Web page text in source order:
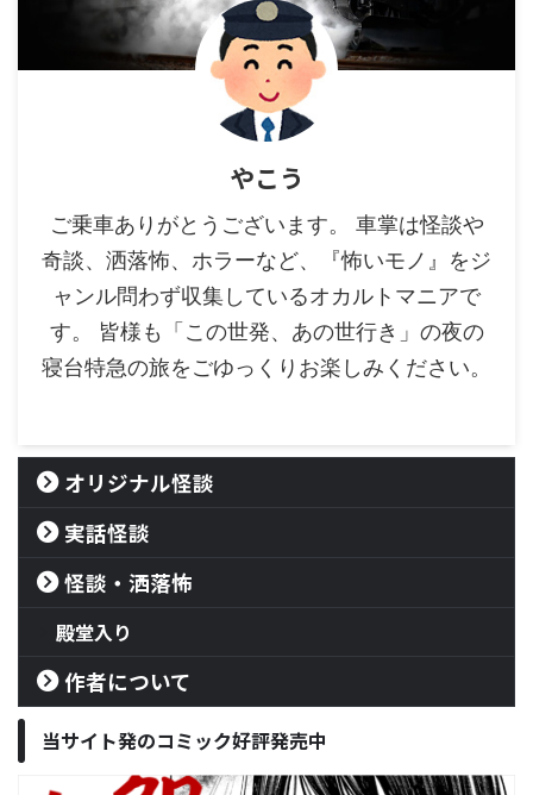
やこう
ご乗車ありがとうございます。 車掌は怪談や
奇談、洒落怖、ホラーなど、『怖いモノ』をジ
ャンル問わず収集しているオカルトマニアで
す。 皆様も「この世発、あの世行き」の夜の
寝台特急の旅をごゆっくりお楽しみください。
オリジナル怪談
実話怪談
怪談・洒落怖
殿堂入り
作者について
当サイト発のコミック好評発売中